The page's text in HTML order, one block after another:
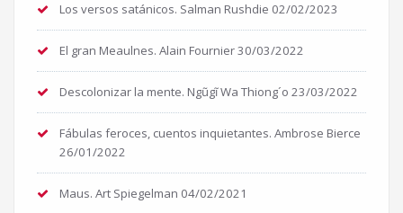
Los versos satánicos. Salman Rushdie 02/02/2023
El gran Meaulnes. Alain Fournier30/03/2022
Descolonizar la mente. Ngũgĩ Wa Thiong´o 23/03/2022
Fábulas feroces, cuentos inquietantes. Ambrose Bierce
26/01/2022
Maus. Art Spiegelman 04/02/2021